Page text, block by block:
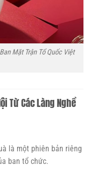
Mặt Trận Tổ Quốc Việt
Từ Các Làng Nghề
là một phiên bản riêng
ban tổ chức.